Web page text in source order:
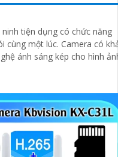
tiện dụng có chức năng
Camera có khả
ánh sáng kép cho hình